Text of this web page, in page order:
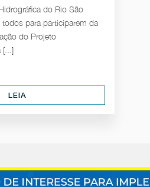
do Rio São
para participarem da
do Projeto
[...]
LEIA